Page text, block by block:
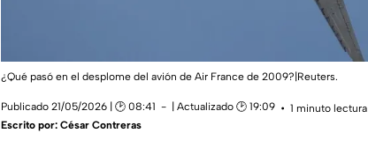
¿Qué pasó en el desplome del avión de Air France de 2009?|Reuters.
Publicado 21/05/2026 | 🕑 08:41 | Actualizado 🕑 19:09
1 minuto lectura
Escrito por: César Contreras